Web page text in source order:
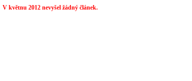
V květnu 2012 nevyšel žádný článek.